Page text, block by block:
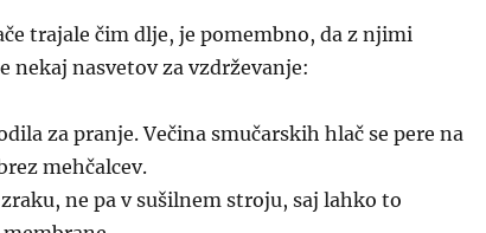
trajale čim dlje, je pomembno, da z njimi
nekaj nasvetov za vzdrževanje:
za pranje. Večina smučarskih hlač se pere na
mehčalcev.
ne pa v sušilnem stroju, saj lahko to